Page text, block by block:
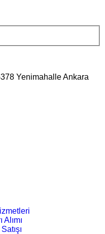
Yenimahalle Ankara